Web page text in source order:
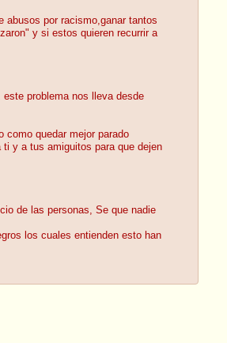
abusos por racismo,ganar tantos
y si estos quieren recurrir a
problema nos lleva desde
como quedar mejor parado
y a tus amiguitos para que dejen
de las personas, Se que nadie
los cuales entienden esto han